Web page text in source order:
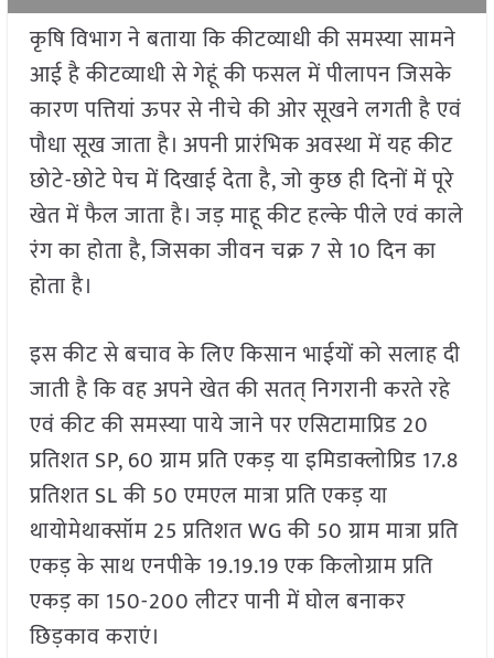
कृषि विभाग ने बताया कि कीटव्याधी की समस्या सामने
आई है कीटव्याधी से गेहूं की फसल में पीलापन जिसके
कारण पत्तियां ऊपर से नीचे की ओर सूखने लगती है एवं
पौधा सूख जाता है। अपनी प्रारंभिक अवस्था में यह कीट
छोटे-छोटे पेच में दिखाई देता है, जो कुछ ही दिनों में पूरे
खेत में फैल जाता है। जड़ माहू कीट हल्के पीले एवं काले
रंग का होता है, जिसका जीवन चक्र 7 से 10 दिन का
होता है।
इस कीट से बचाव के लिए किसान भाईयों को सलाह दी
जाती है कि वह अपने खेत की सतत् निगरानी करते रहे
एवं कीट की समस्या पाये जाने पर एसिटामाप्रिड 20
प्रतिशत SP, 60 ग्राम प्रति एकड़ या इमिडाक्लोप्रिड 17.8
प्रतिशत SL की 50 एमएल मात्रा प्रति एकड़ या
थायोमेथाक्सॉम 25 प्रतिशत WG की 50 ग्राम मात्रा प्रति
एकड़ के साथ एनपीके 19.19.19 एक किलोग्राम प्रति
एकड़ का 150-200 लीटर पानी में घोल बनाकर
छिड़काव कराएं।